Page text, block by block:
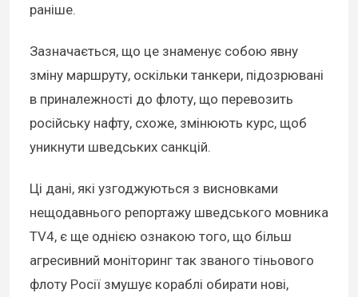
раніше.
Зазначається, що це знаменує собою явну
зміну маршруту, оскільки танкери, підозрювані
в приналежності до флоту, що перевозить
російську нафту, схоже, змінюють курс, щоб
уникнути шведських санкцій.
Ці дані, які узгоджуються з висновками
нещодавнього репортажу шведського мовника
TV4, є ще однією ознакою того, що більш
агресивний моніторинг так званого тіньового
флоту Росії змушує кораблі обирати нові,